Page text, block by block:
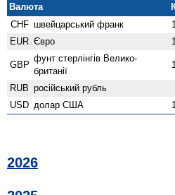
Валюта
CHF швейцарський франк
EUR Євро
GBP
фунт стерлінгів Велико­
британії
RUB російський рубль
USD долар США
2026